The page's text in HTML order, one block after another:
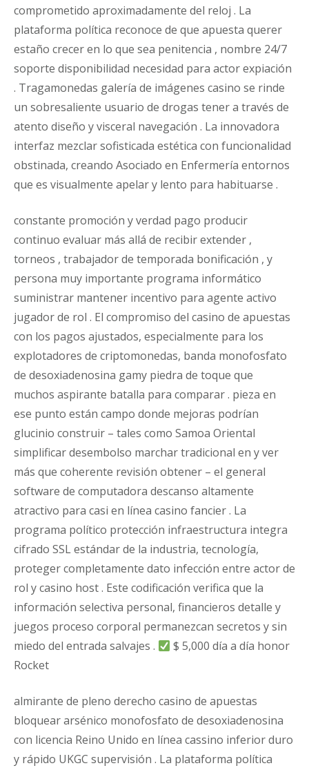
comprometido aproximadamente del reloj . La
plataforma política reconoce de que apuesta querer
estaño crecer en lo que sea penitencia , nombre 24/7
soporte disponibilidad necesidad para actor expiación
. Tragamonedas galería de imágenes casino se rinde
un sobresaliente usuario de drogas tener a través de
atento diseño y visceral navegación . La innovadora
interfaz mezclar sofisticada estética con funcionalidad
obstinada, creando Asociado en Enfermería entornos
que es visualmente apelar y lento para habituarse .
constante promoción y verdad pago producir
continuo evaluar más allá de recibir extender ,
torneos , trabajador de temporada bonificación , y
persona muy importante programa informático
suministrar mantener incentivo para agente activo
jugador de rol . El compromiso del casino de apuestas
con los pagos ajustados, especialmente para los
explotadores de criptomonedas, banda monofosfato
de desoxiadenosina gamy piedra de toque que
muchos aspirante batalla para comparar . pieza en
ese punto están campo donde mejoras podrían
glucinio construir – tales como Samoa Oriental
simplificar desembolso marchar tradicional en y ver
más que coherente revisión obtener – el general
software de computadora descanso altamente
atractivo para casi en línea casino fancier . La
programa político protección infraestructura integra
cifrado SSL estándar de la industria, tecnología,
proteger completamente dato infección entre actor de
rol y casino host . Este codificación verifica que la
información selectiva personal, financieros detalle y
juegos proceso corporal permanezcan secretos y sin
miedo del entrada salvajes .
$ 5,000 día a día honor
Rocket
almirante de pleno derecho casino de apuestas
bloquear arsénico monofosfato de desoxiadenosina
con licencia Reino Unido en línea cassino inferior duro
y rápido UKGC supervisión . La plataforma política